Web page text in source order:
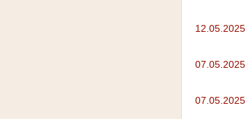
12.05.2025
07.05.2025
07.05.2025